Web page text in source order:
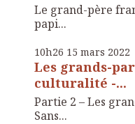
Le grand-père
papi...
10h26 15 mars 2022
Les grands-
culturalité -...
Partie 2 – Les
Sans...